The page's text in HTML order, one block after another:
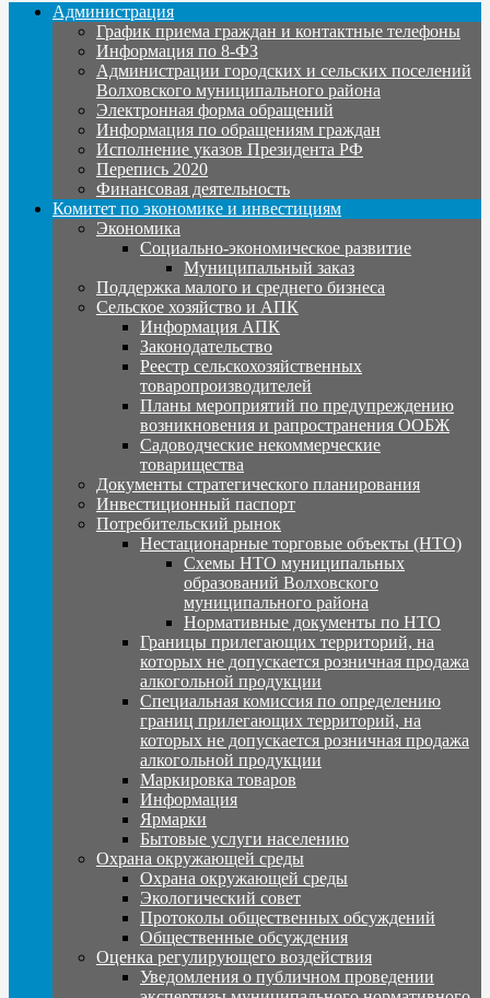
Администрация
График приема граждан и контактные телефоны
Информация по 8-ФЗ
Администрации городских и сельских поселений
Волховского муниципального района
Электронная форма обращений
Информация по обращениям граждан
Исполнение указов Президента РФ
Перепись 2020
Финансовая деятельность
Комитет по экономике и инвестициям
Экономика
Социально-экономическое развитие
Муниципальный заказ
Поддержка малого и среднего бизнеса
Сельское хозяйство и АПК
Информация АПК
Законодательство
Реестр сельскохозяйственных
товаропроизводителей
Планы мероприятий по предупреждению
возникновения и рапространения ООБЖ
Садоводческие некоммерческие
товарищества
Документы стратегического планирования
Инвестиционный паспорт
Потребительский рынок
Нестационарные торговые объекты (НТО)
Схемы НТО муниципальных
образований Волховского
муниципального района
Нормативные документы по НТО
Границы прилегающих территорий, на
которых не допускается розничная продажа
алкогольной продукции
Специальная комиссия по определению
границ прилегающих территорий, на
которых не допускается розничная продажа
алкогольной продукции
Маркировка товаров
Информация
Ярмарки
Бытовые услуги населению
Охрана окружающей среды
Охрана окружающей среды
Экологический совет
Протоколы общественных обсуждений
Общественные обсуждения
Оценка регулирующего воздействия
Уведомления о публичном проведении